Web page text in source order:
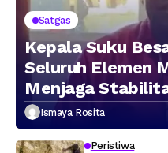
Satgas
Kepala Suku
Seluruh Elemen
Menjaga
Ismaya Rosita
Peristiwa